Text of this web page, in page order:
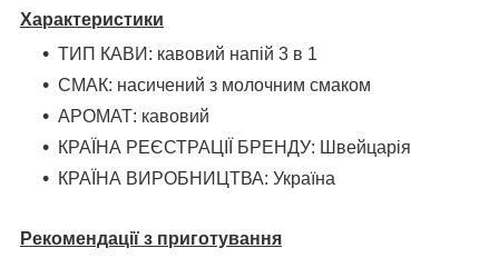
Характеристики
ТИП КАВИ: кавовий напій 3 в 1
СМАК: насичений з молочним смаком
АРОМАТ: кавовий
КРАЇНА РЕЄСТРАЦІЇ БРЕНДУ: Швейцарія
КРАЇНА ВИРОБНИЦТВА: Україна
Рекомендації з приготування